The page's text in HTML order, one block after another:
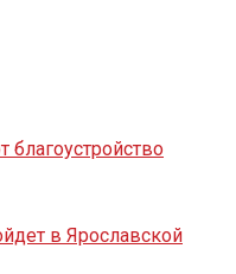
в Ярославской